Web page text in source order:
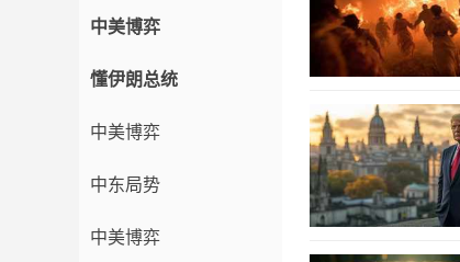
中美博弈
懂伊朗总统
中美博弈
中东局势
中美博弈